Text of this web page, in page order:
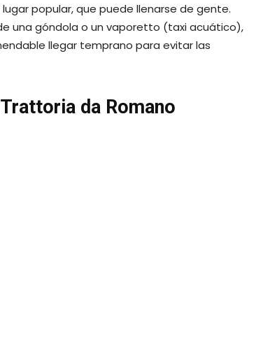
popular, que puede llenarse de gente.
una góndola o un vaporetto (taxi acuático),
llegar temprano para evitar las
da Romano